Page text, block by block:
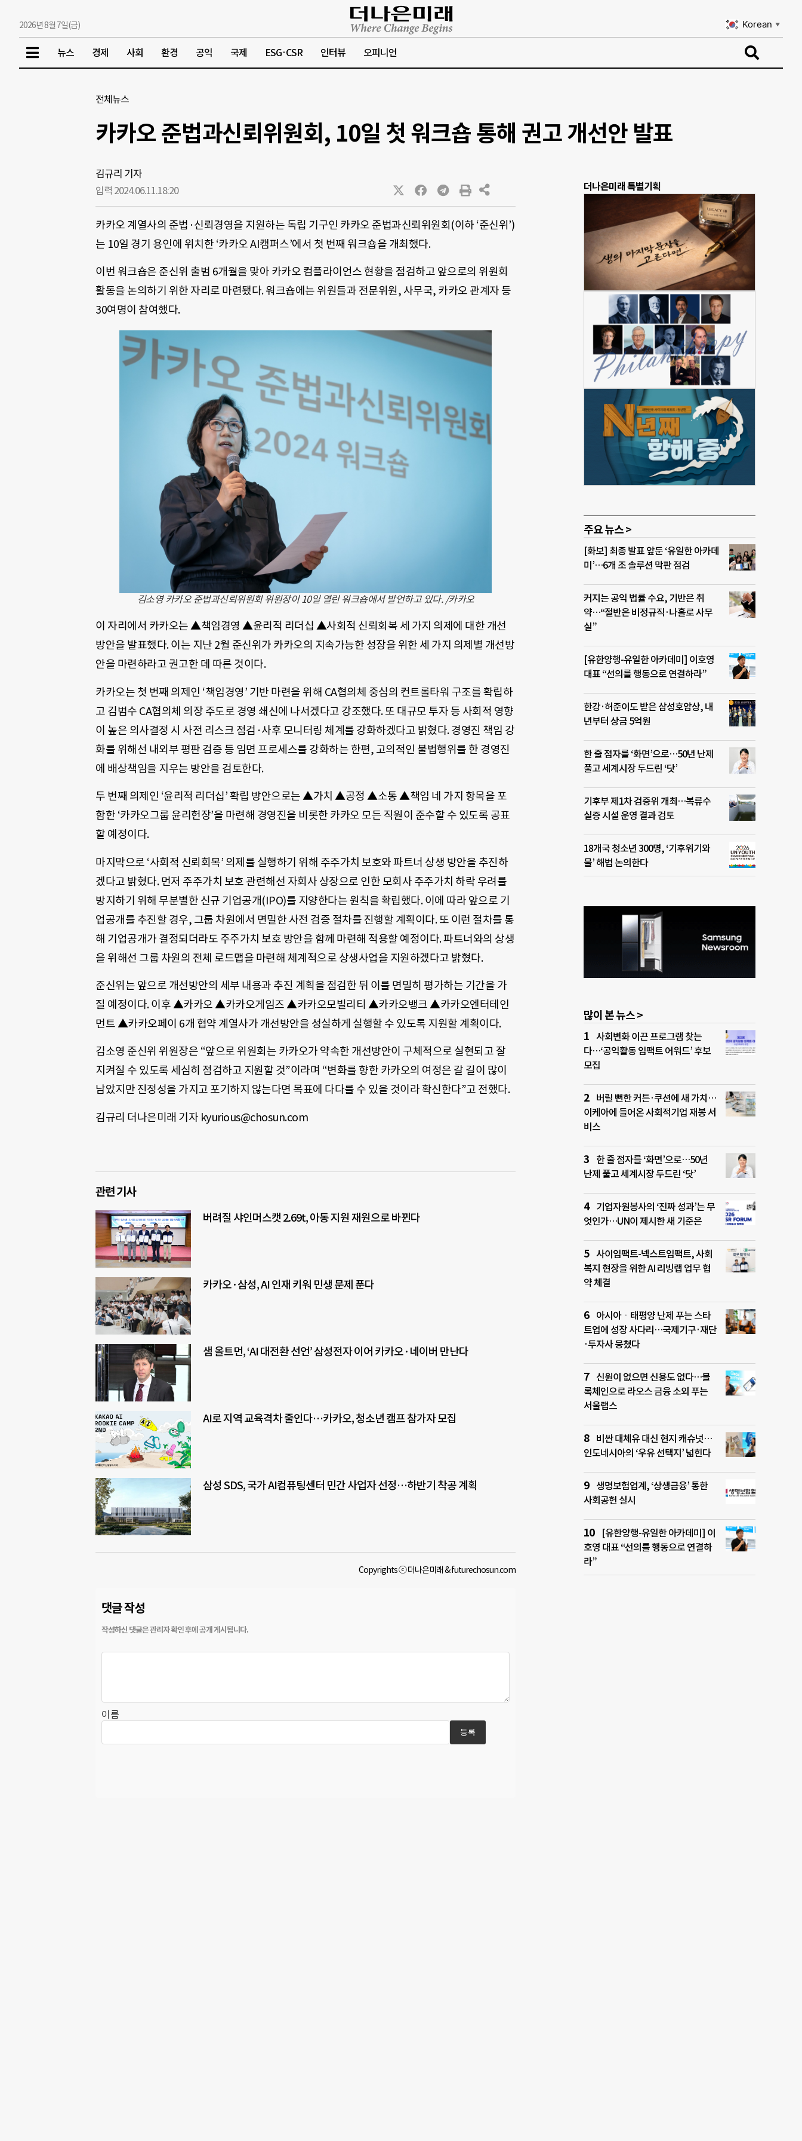
2026년 8월 7일(금) Korean ▼
뉴스 경제 사회 환경 공익 국제 ESG·CSR 인터뷰 오피니언
전체뉴스
카카오 준법과신뢰위원회, 10일 첫 워크숍 통해 권고 개선안 발표
김규리 기자
입력 2024.06.11.18:20
카카오 계열사의 준법·신뢰경영을 지원하는 독립 기구인 카카오 준법과신뢰위원회(이하 ‘준신위’)
는 10일 경기 용인에 위치한 ‘카카오 AI캠퍼스’에서 첫 번째 워크숍을 개최했다.
이번 워크숍은 준신위 출범 6개월을 맞아 카카오 컴플라이언스 현황을 점검하고 앞으로의 위원회
활동을 논의하기 위한 자리로 마련됐다. 워크숍에는 위원들과 전문위원, 사무국, 카카오 관계자 등
30여명이 참여했다.
김소영 카카오 준법과신뢰위원회 위원장이 10일 열린 워크숍에서 발언하고 있다. /카카오
이 자리에서 카카오는 ▲책임경영 ▲윤리적 리더십 ▲사회적 신뢰회복 세 가지 의제에 대한 개선
방안을 발표했다. 이는 지난 2월 준신위가 카카오의 지속가능한 성장을 위한 세 가지 의제별 개선방
안을 마련하라고 권고한 데 따른 것이다.
카카오는 첫 번째 의제인 ‘책임경영’ 기반 마련을 위해 CA협의체 중심의 컨트롤타워 구조를 확립하
고 김범수 CA협의체 의장 주도로 경영 쇄신에 나서겠다고 강조했다. 또 대규모 투자 등 사회적 영향
이 높은 의사결정 시 사전 리스크 점검·사후 모니터링 체계를 강화하겠다고 밝혔다. 경영진 책임 강
화를 위해선 내외부 평판 검증 등 임면 프로세스를 강화하는 한편, 고의적인 불법행위를 한 경영진
에 배상책임을 지우는 방안을 검토한다.
두 번째 의제인 ‘윤리적 리더십’ 확립 방안으로는 ▲가치 ▲공정 ▲소통 ▲책임 네 가지 항목을 포
함한 ‘카카오그룹 윤리헌장’을 마련해 경영진을 비롯한 카카오 모든 직원이 준수할 수 있도록 공표
할 예정이다.
마지막으로 ‘사회적 신뢰회복’ 의제를 실행하기 위해 주주가치 보호와 파트너 상생 방안을 추진하
겠다고 밝혔다. 먼저 주주가치 보호 관련해선 자회사 상장으로 인한 모회사 주주가치 하락 우려를
방지하기 위해 무분별한 신규 기업공개(IPO)를 지양한다는 원칙을 확립했다. 이에 따라 앞으로 기
업공개를 추진할 경우, 그룹 차원에서 면밀한 사전 검증 절차를 진행할 계획이다. 또 이런 절차를 통
해 기업공개가 결정되더라도 주주가치 보호 방안을 함께 마련해 적용할 예정이다. 파트너와의 상생
을 위해선 그룹 차원의 전체 로드맵을 마련해 체계적으로 상생사업을 지원하겠다고 밝혔다.
준신위는 앞으로 개선방안의 세부 내용과 추진 계획을 점검한 뒤 이를 면밀히 평가하는 기간을 가
질 예정이다. 이후 ▲카카오 ▲카카오게임즈 ▲카카오모빌리티 ▲카카오뱅크 ▲카카오엔터테인
먼트 ▲카카오페이 6개 협약 계열사가 개선방안을 성실하게 실행할 수 있도록 지원할 계획이다.
김소영 준신위 위원장은 “앞으로 위원회는 카카오가 약속한 개선방안이 구체적으로 실현되고 잘
지켜질 수 있도록 세심히 점검하고 지원할 것”이라며 “변화를 향한 카카오의 여정은 갈 길이 많이
남았지만 진정성을 가지고 포기하지 않는다면 목표에 다다를 수 있을 것이라 확신한다”고 전했다.
김규리 더나은미래 기자 kyurious@chosun.com
관련 기사
버려질 샤인머스캣 2.69t, 아동 지원 재원으로 바뀐다
카카오·삼성, AI 인재 키워 민생 문제 푼다
샘 올트먼, ‘AI 대전환 선언’ 삼성전자 이어 카카오·네이버 만난다
AI로 지역 교육격차 줄인다…카카오, 청소년 캠프 참가자 모집
삼성 SDS, 국가 AI컴퓨팅센터 민간 사업자 선정…하반기 착공 계획
Copyrights ⓒ 더나은미래 & futurechosun.com
댓글 작성
이름
더나은미래 특별기획
주요 뉴스 >
[화보] 최종 발표 앞둔 ‘유일한 아카데
미’…6개 조 솔루션 막판 점검
커지는 공익 법률 수요, 기반은 취
약…“절반은 비정규직·나홀로 사무
실”
[유한양행-유일한 아카데미] 이호영
대표 “선의를 행동으로 연결하라”
한강·허준이도 받은 삼성호암상, 내
년부터 상금 5억원
한 줄 점자를 ‘화면’으로…50년 난제
풀고 세계시장 두드린 ‘닷’
기후부 제1차 검증위 개최…복류수
실증 시설 운영 결과 검토
18개국 청소년 300명, ‘기후위기와
물’ 해법 논의한다
많이 본 뉴스 >
사회변화 이끈 프로그램 찾는
다…‘공익활동 임팩트 어워드’ 후보
모집
버릴 뻔한 커튼·쿠션에 새 가치…
이케아에 들어온 사회적기업 재봉 서
비스
한 줄 점자를 ‘화면’으로…50년
난제 풀고 세계시장 두드린 ‘닷’
기업자원봉사의 ‘진짜 성과’는 무
엇인가…UN이 제시한 새 기준은
사이임팩트-넥스트임팩트, 사회
복지 현장을 위한 AI 리빙랩 업무 협
약 체결
아시아ㆍ태평양 난제 푸는 스타
트업에 성장 사다리…국제기구·재단
·투자사 뭉쳤다
신원이 없으면 신용도 없다…블
록체인으로 라오스 금융 소외 푸는
서울랩스
비싼 대체유 대신 현지 캐슈넛…
인도네시아의 ‘우유 선택지’ 넓힌다
생명보험업계, ‘상생금융’ 통한
사회공헌 실시
[유한양행-유일한 아카데미] 이
호영 대표 “선의를 행동으로 연결하
라”